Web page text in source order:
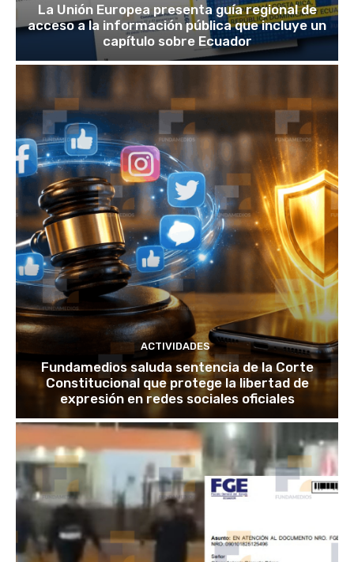
La Unión Europea presenta guía regional de
acceso a la información pública que incluye un
capítulo sobre Ecuador
ACTIVIDADES
Fundamedios saluda sentencia de la Corte
Constitucional que protege la libertad de
expresión en redes sociales oficiales